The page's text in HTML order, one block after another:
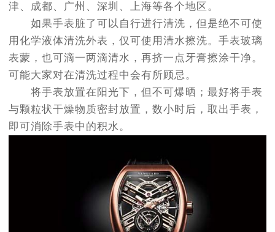
津、成都、广州、深圳、上海等各个地区。
如果手表脏了可以自行进行清洗，但是绝不可使
用化学液体清洗外表，仅可使用清水擦洗。手表玻璃
表蒙，也可滴一两滴清水，再挤一点牙膏擦涂干净。
可能大家对在清洗过程中会有所顾忌。
将手表放置在阳光下，但不可爆晒；最好将手表
与颗粒状干燥物质密封放置，数小时后，取出手表，
即可消除手表中的积水。